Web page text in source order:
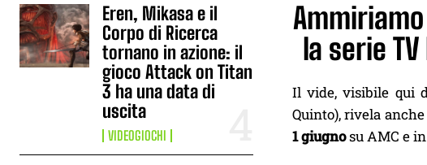
Eren, Mikasa e il
Corpo di Ricerca
tornano in azione: il
gioco Attack on Titan
3 ha una data di
uscita
VIDEOGIOCHI
la serie
Il vide, visibile qui
Quinto), rivela
1 giugnosu AMC e